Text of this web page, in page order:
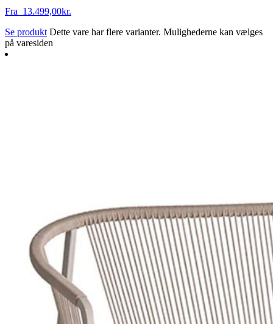
Fra 13.499,00kr.
Se produkt Dette vare har flere varianter. Mulighederne kan vælges
på varesiden